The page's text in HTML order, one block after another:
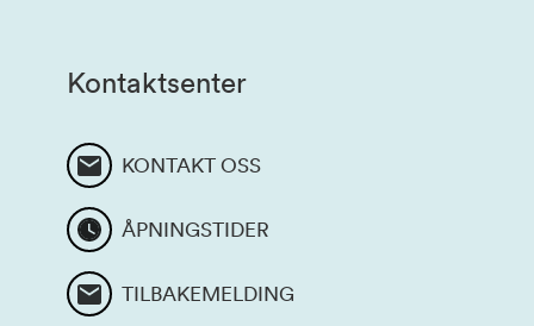
Kontaktsenter
KONTAKT OSS
ÅPNINGSTIDER
TILBAKEMELDING